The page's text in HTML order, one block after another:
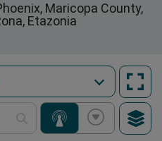
Maricopa County,
Etazonia